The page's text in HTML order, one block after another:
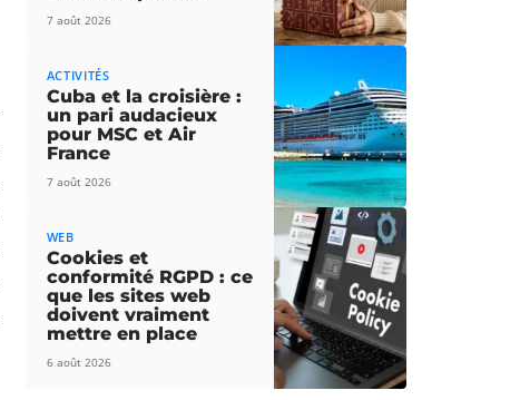
7 août 2026
ACTIVITÉS
Cuba et la croisière :
un pari audacieux
pour MSC et Air
France
7 août 2026
WEB
Cookies et
conformité RGPD : ce
que les sites web
doivent vraiment
mettre en place
6 août 2026